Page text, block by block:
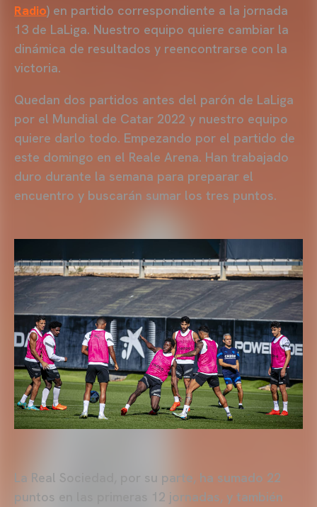
Radio) en partido correspondiente a la jornada
13 de LaLiga. Nuestro equipo quiere cambiar la
dinámica de resultados y reencontrarse con la
victoria.
Quedan dos partidos antes del parón de LaLiga
por el Mundial de Catar 2022 y nuestro equipo
quiere darlo todo. Empezando por el partido de
este domingo en el Reale Arena. Han trabajado
duro durante la semana para preparar el
encuentro y buscarán sumar los tres puntos.
La Real Sociedad, por su parte, ha sumado 22
puntos en las primeras 12 jornadas, y también